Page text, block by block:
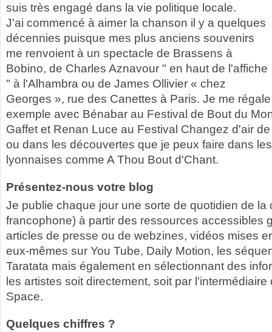
suis très engagé dans la vie politique locale.
J'ai commencé à aimer la chanson il y a quelques
décennies puisque mes plus anciens souvenirs
me renvoient à un spectacle de Brassens à
Bobino, de Charles Aznavour " en haut de l'affiche
" à l'Alhambra ou de James Ollivier « chez
Georges », rue des Canettes à Paris. Je me
exemple avec Bénabar au Festival de Bout du
Gaffet et Renan Luce au Festival Changez d'air
ou dans les découvertes que je peux faire dans
lyonnaises comme A Thou Bout d'Chant.
Présentez-nous votre blog
Je publie chaque jour une sorte de quotidien de la
francophone) à partir des ressources accessibles
articles de presse ou de webzines, vidéos mises
eux-mêmes sur You Tube, Daily Motion, les
Taratata mais également en sélectionnant des
les artistes soit directement, soit par
Space.
Quelques chiffres ?